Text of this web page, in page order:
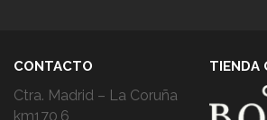
CONTACTO
Ctra. Madrid – La Coruña
km170,6
TIENDA